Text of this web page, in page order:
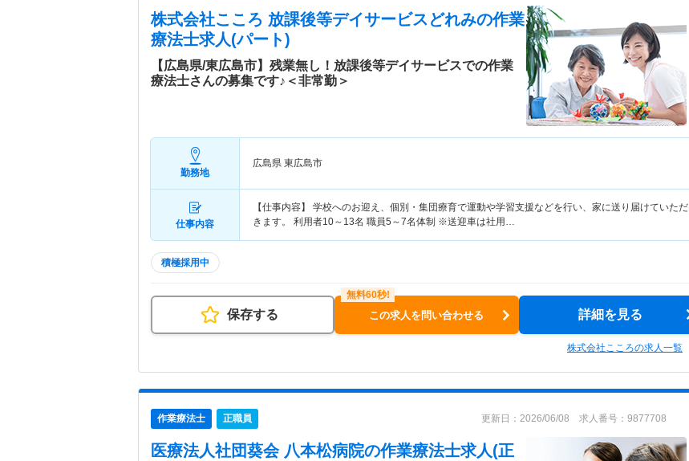
株式会社こころ 放課後等デイサービスどれみの作業
療法士求人(パート)
【広島県/東広島市】残業無し！放課後等デイサービスでの作業
療法士さんの募集です♪＜非常勤＞
勤務地
広島県 東広島市
仕事内容
【仕事内容】 学校へのお迎え、個別・集団療育で運動や学習支援などを行い、家に送り届けていただ
きます。 利用者10～13名 職員5～7名体制 ※送迎車は社用…
積極採用中
保存する この求人を問い合わせる 詳細を見る
株式会社こころの求人一覧
作業療法士 正職員 更新日：2026/06/08 求人番号：9877708
医療法人社団葵会 八本松病院の作業療法士求人(正